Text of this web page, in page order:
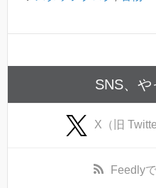
SNS、や
X（旧
Feedly